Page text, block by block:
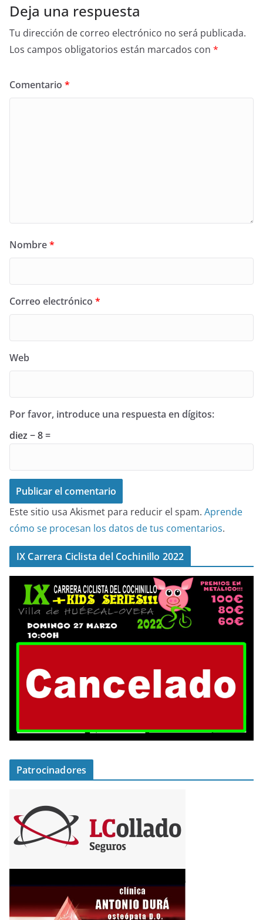
Deja una respuesta
Tu dirección de correo electrónico no será publicada.
Los campos obligatorios están marcados con *
Comentario *
Nombre*
Correo electrónico *
Web
Por favor, introduce una respuesta en dígitos:
diez − 8 =
Este sitio usa Akismet para reducir el spam. Aprende
cómo se procesan los datos de tus comentarios.
IX Carrera Ciclista del Cochinillo 2022
Patrocinadores